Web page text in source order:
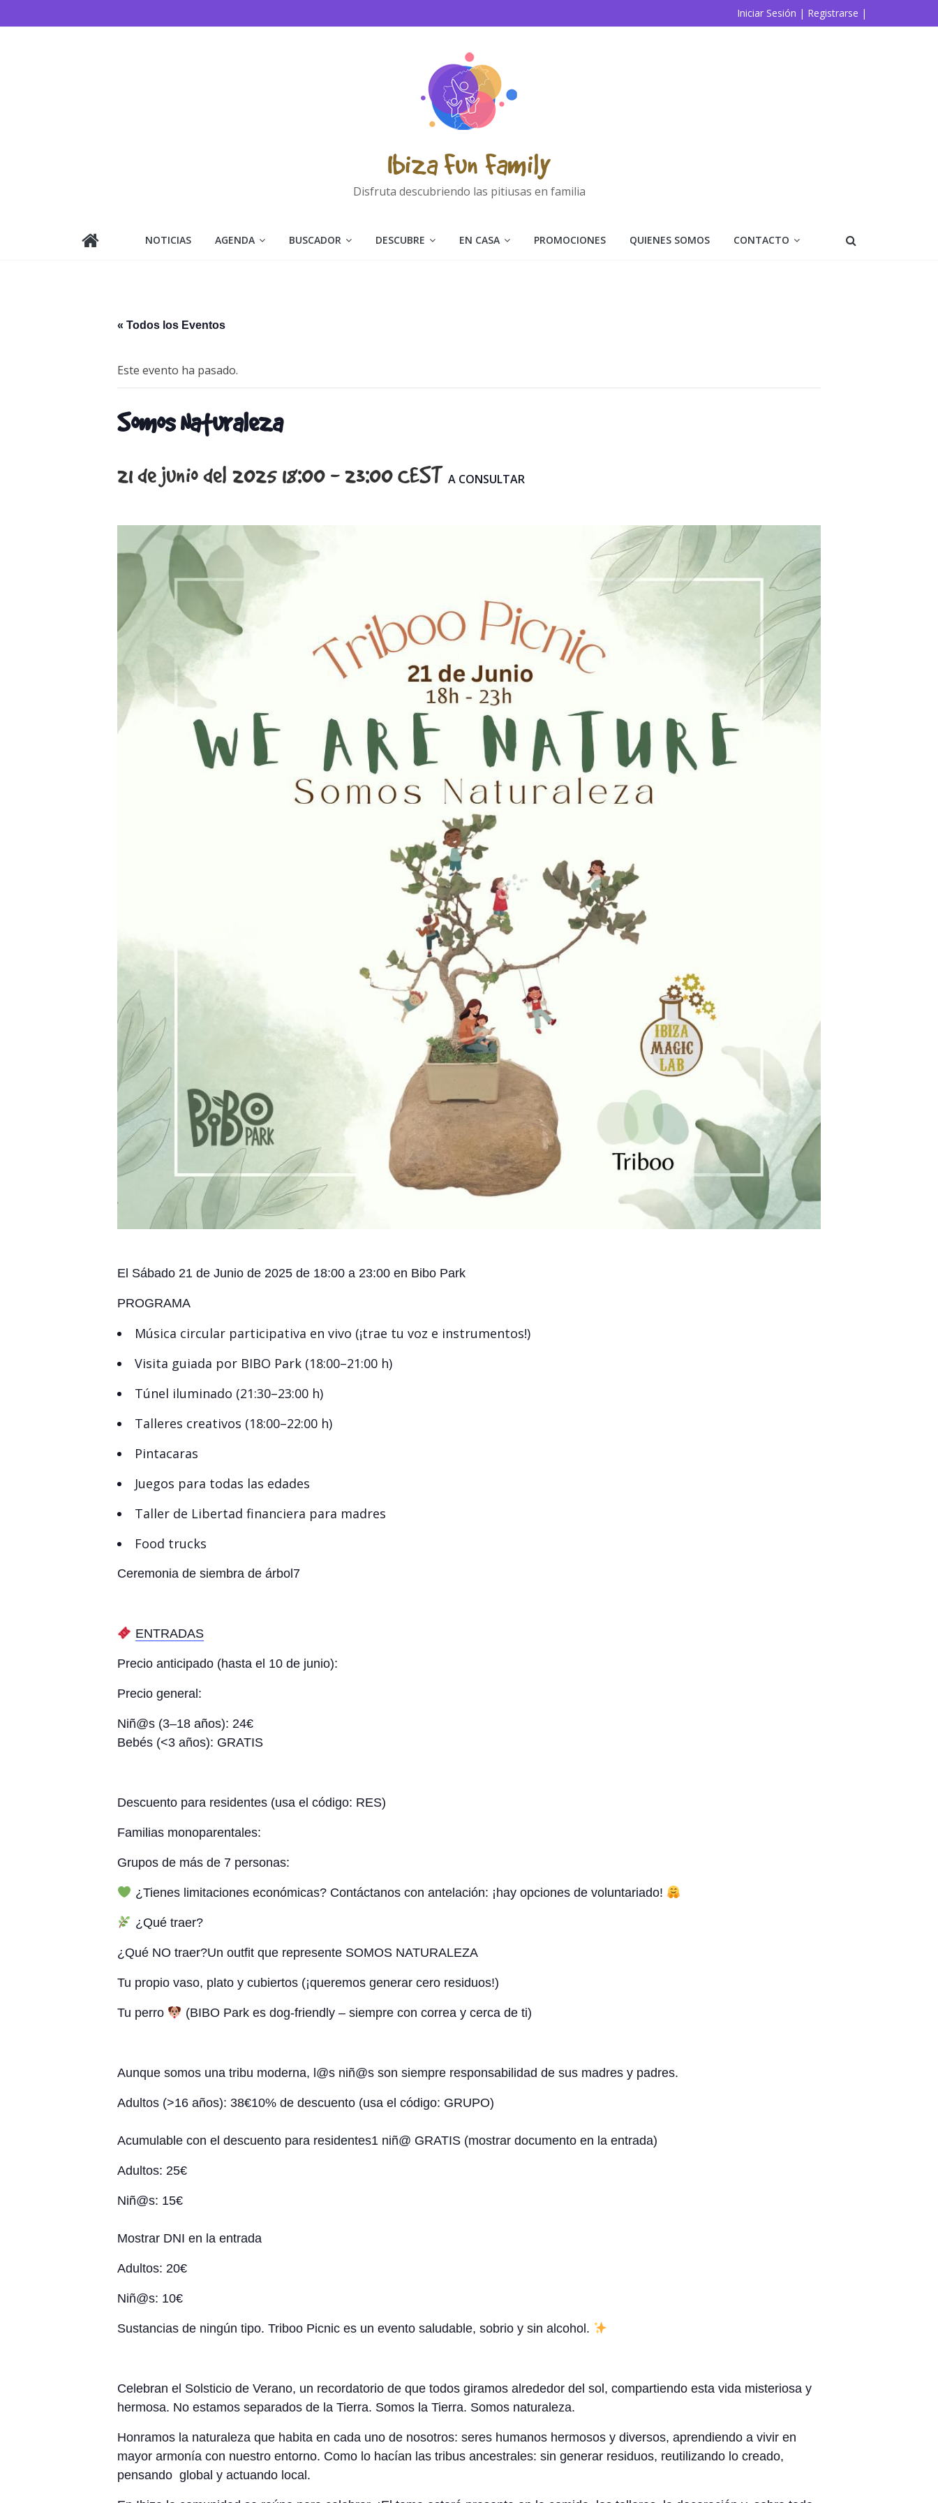
al
Iniciar Sesión | Registrarse |
Ibiza Fun Family
Disfruta descubriendo las pitiusas en familia
NOTICIAS AGENDA BUSCADOR DESCUBRE EN CASA PROMOCIONES QUIENES SOMOS CONTACTO
« Todos los Eventos
Este evento ha pasado.
Somos Naturaleza
21 de junio del 2025 18:00 -23:00CEST A CONSULTAR
El Sábado 21 de Junio de 2025 de 18:00 a 23:00 en Bibo Park
PROGRAMA
Música circular participativa en vivo (¡trae tu voz e instrumentos!)
Visita guiada por BIBO Park (18:00–21:00 h)
Túnel iluminado (21:30–23:00 h)
Talleres creativos (18:00–22:00 h)
Pintacaras
Juegos para todas las edades
Taller de Libertad financiera para madres
Food trucks
Ceremonia de siembra de árbol7
ENTRADAS
Precio anticipado (hasta el 10 de junio):
Precio general:
Niñ@s (3–18 años): 24€
Bebés (<3 años): GRATIS
Descuento para residentes (usa el código: RES)
Familias monoparentales:
Grupos de más de 7 personas:
¿Tienes limitaciones económicas? Contáctanos con antelación: ¡hay opciones de voluntariado!
¿Qué traer?
¿Qué NO traer?Un outfit que represente SOMOS NATURALEZA
Tu propio vaso, plato y cubiertos (¡queremos generar cero residuos!)
Tu perro (BIBO Park es dog-friendly – siempre con correa y cerca de ti)
Aunque somos una tribu moderna, l@s niñ@s son siempre responsabilidad de sus madres y padres.
Adultos (>16 años): 38€10% de descuento (usa el código: GRUPO)
Acumulable con el descuento para residentes1 niñ@ GRATIS (mostrar documento en la entrada)
Adultos: 25€
Niñ@s: 15€
Mostrar DNI en la entrada
Adultos: 20€
Niñ@s: 10€
Sustancias de ningún tipo. Triboo Picnic es un evento saludable, sobrio y sin alcohol.
Celebran el Solsticio de Verano, un recordatorio de que todos giramos alrededor del sol, compartiendo esta vida misteriosa y
hermosa. No estamos separados de la Tierra. Somos la Tierra. Somos naturaleza.
Honramos la naturaleza que habita en cada uno de nosotros: seres humanos hermosos y diversos, aprendiendo a vivir en
mayor armonía con nuestro entorno. Como lo hacían las tribus ancestrales: sin generar residuos, reutilizando lo creado,
pensando global y actuando local.